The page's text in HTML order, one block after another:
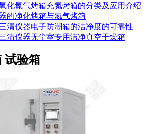
化氮气烤箱充氮烤箱的分类及应用介绍
的净化烤箱与氮气烤箱
清仪器电子防潮箱的洁净度的可靠性
清仪器无尘室专用洁净真空干燥箱
试验箱